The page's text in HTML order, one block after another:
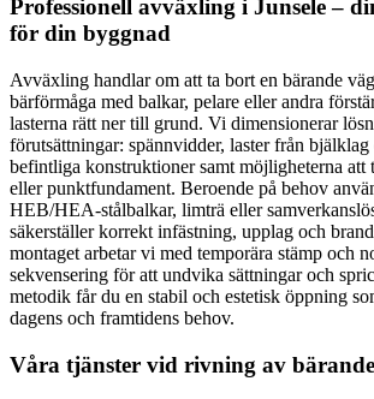
Professionell avväxling i Junsele –
för din byggnad
Avväxling handlar om att ta bort en bärande
bärförmåga med balkar, pelare eller andra
lasterna rätt ner till grund. Vi dimensionerar
förutsättningar: spännvidder, laster från
befintliga konstruktioner samt möjligheterna att
eller punktfundament. Beroende på behov
HEB/HEA-stålbalkar, limträ eller
säkerställer korrekt infästning, upplag och
montaget arbetar vi med temporära stämp och
sekvensering för att undvika sättningar och
metodik får du en stabil och estetisk öppning
dagens och framtidens behov.
Våra tjänster vid rivning av